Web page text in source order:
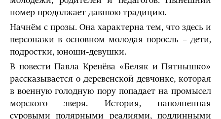
номер продолжает давнюю традицию.
Начнём с прозы. Она характерна тем, что здесь и
персонажи в основном молодая поросль – дети,
подростки, юноши-девушки.
В повести Павла Кренёва «Беляк и Пятнышко»
рассказывается о деревенской девчонке, которая
в военную голодную пору попадает на промысел
морского зверя. История, наполненная
суровыми полярными реалиями, подлинными